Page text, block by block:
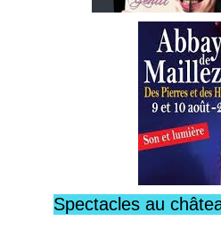
Spectacles au